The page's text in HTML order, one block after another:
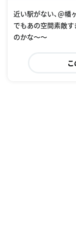
近い駅がない、@幡
でもあの空間素敵
のかな〜〜